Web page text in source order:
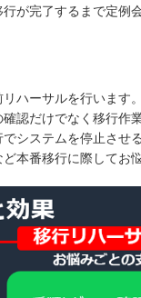
が完了するまで定
ハーサルを行います
認だけでなく移行作
システムを停止させ
本番移行に際してお